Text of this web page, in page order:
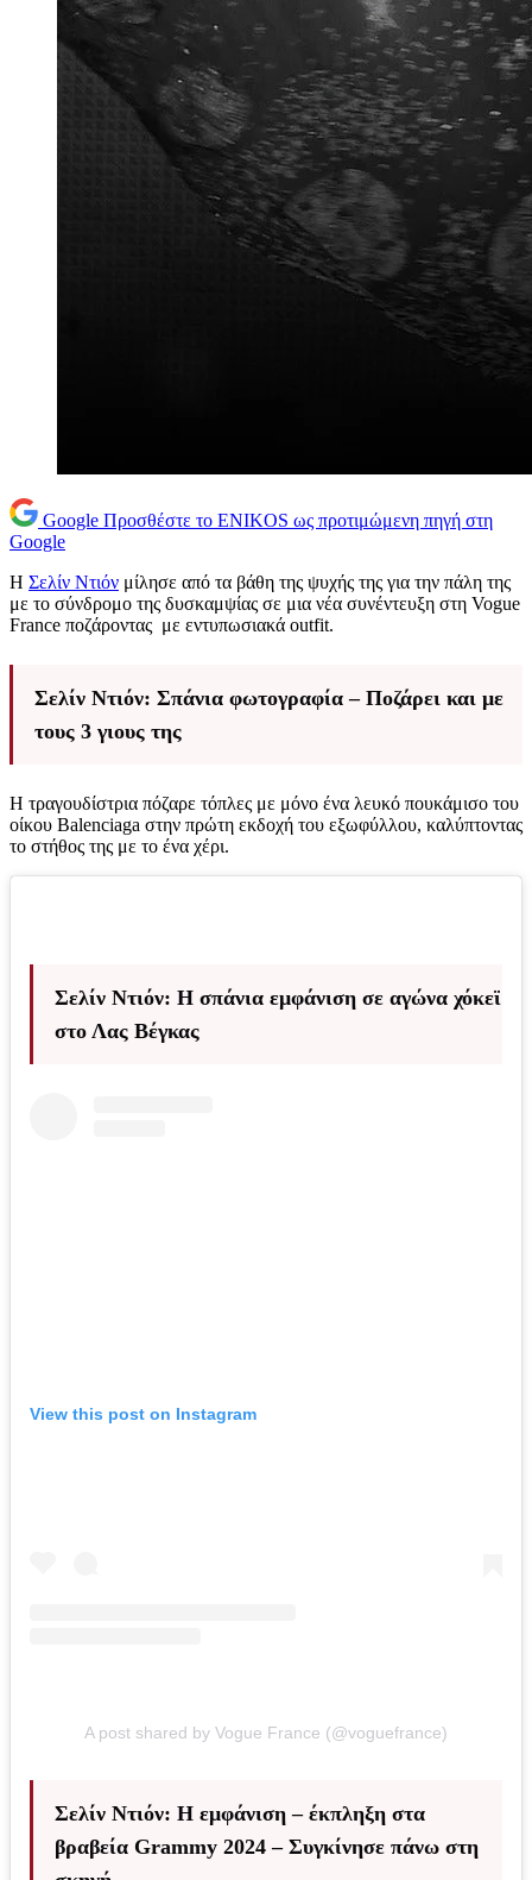
Google Προσθέστε το ENIKOS ως προτιμώμενη πηγή στη
Google
Η Σελίν Ντιόν μίλησε από τα βάθη της ψυχής της για την πάλη της
με το σύνδρομο της δυσκαμψίας σε μια νέα συνέντευξη στη Vogue
France ποζάροντας με εντυπωσιακά outfit.
Σελίν Ντιόν: Σπάνια φωτογραφία – Ποζάρει και με
τους 3 γιους της
Η τραγουδίστρια πόζαρε τόπλες με μόνο ένα λευκό πουκάμισο του
οίκου Balenciaga στην πρώτη εκδοχή του εξωφύλλου, καλύπτοντας
το στήθος της με το ένα χέρι.
Σελίν Ντιόν: Η σπάνια εμφάνιση σε αγώνα χόκεϊ
στο Λας Βέγκας
View this post on Instagram
A post shared by Vogue France (@voguefrance)
Σελίν Ντιόν: Η εμφάνιση – έκπληξη στα
βραβεία Grammy 2024 – Συγκίνησε πάνω στη